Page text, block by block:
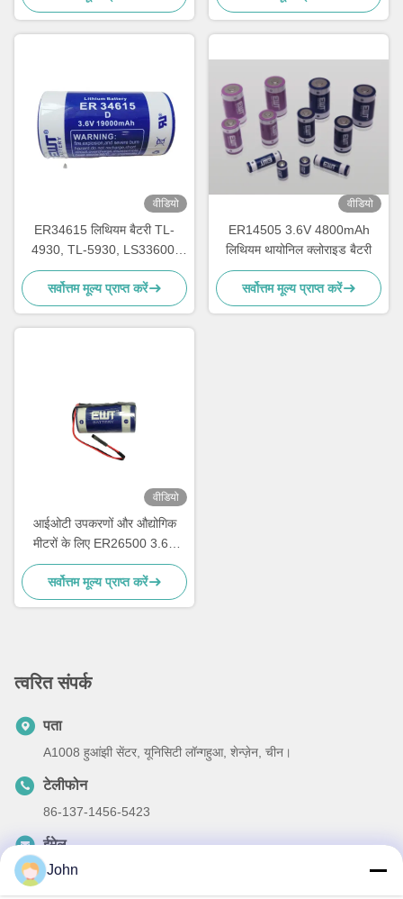
050F, SB-AA02, PT-2150
वीडियो
ER34615 लिथियम बैटरी TL-
4930, TL-5930, LS33600,
LS33600C, XL-200F, XL-
205F, SB-D01, SB-D02, PT-
2300
सर्वोत्तम मूल्य प्राप्त करें
वीडियो
ER14505 3.6V 4800mAh
लिथियम थायोनिल क्लोराइड बैटरी
सर्वोत्तम मूल्य प्राप्त करें
वीडियो
आईओटी उपकरणों और औद्योगिक
मीटरों के लिए ER26500 3.6V
8500mAh सी-प्रकार लिथियम
बैटरी
सर्वोत्तम मूल्य प्राप्त करें
त्वरित संपर्क
पता
A1008 हुआंझी सेंटर, यूनिसिटी लॉन्गहुआ, शेन्ज़ेन, चीन।
टेलीफोन
86-137-1456-5423
ईमेल
michael@ewtbattery.com
John